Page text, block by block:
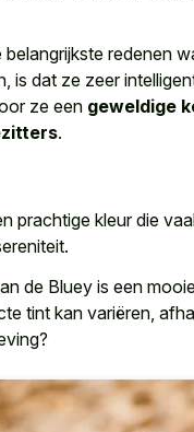
belangrijkste redenen
is dat ze zeer
ze een geweldige
.
prachtige kleur die
de Bluey is een
tint kan variëren,